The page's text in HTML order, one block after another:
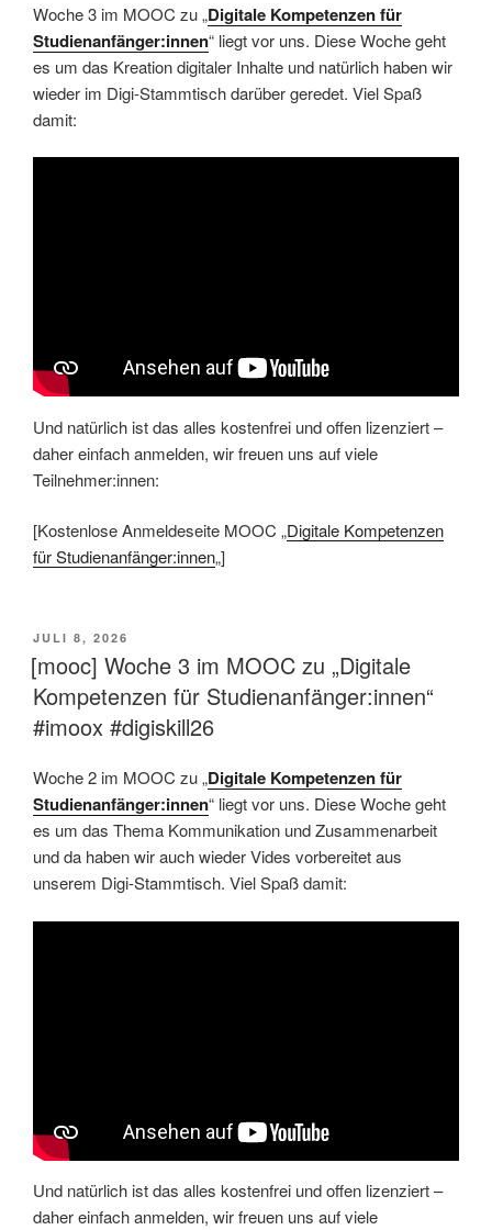
Woche 3 im MOOC zu „Digitale Kompetenzen für
Studienanfänger:innen“ liegt vor uns. Diese Woche geht
es um das Kreation digitaler Inhalte und natürlich haben wir
wieder im Digi-Stammtisch darüber geredet. Viel Spaß
damit:
Und natürlich ist das alles kostenfrei und offen lizenziert –
daher einfach anmelden, wir freuen uns auf viele
Teilnehmer:innen:
[Kostenlose Anmeldeseite MOOC „Digitale Kompetenzen
für Studienanfänger:innen„]
VERÖFFENTLICHT
AM
JULI 8, 2026
[mooc] Woche 3 im MOOC zu „Digitale
Kompetenzen für Studienanfänger:innen“
#imoox #digiskill26
Woche 2 im MOOC zu „Digitale Kompetenzen für
Studienanfänger:innen“ liegt vor uns. Diese Woche geht
es um das Thema Kommunikation und Zusammenarbeit
und da haben wir auch wieder Vides vorbereitet aus
unserem Digi-Stammtisch. Viel Spaß damit:
Und natürlich ist das alles kostenfrei und offen lizenziert –
daher einfach anmelden, wir freuen uns auf viele